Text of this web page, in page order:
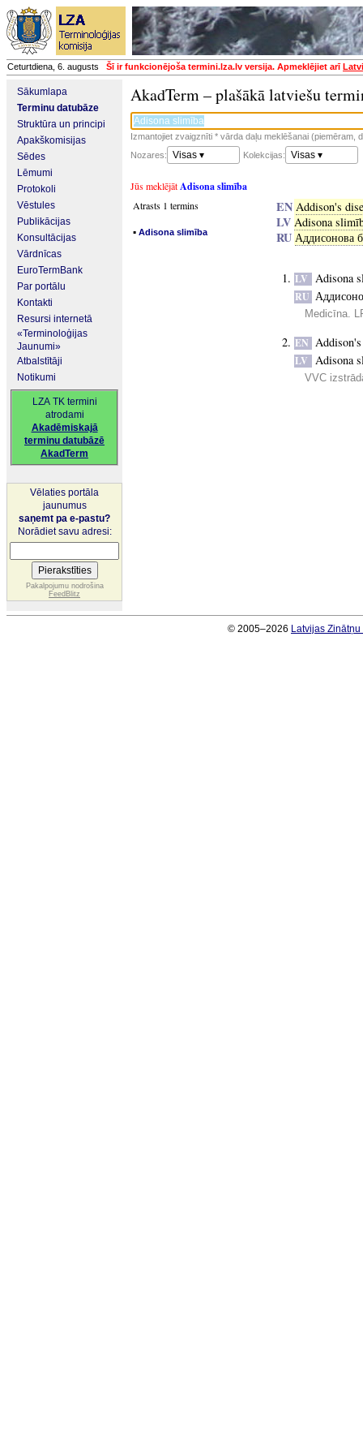
Ceturtdiena, 6. augusts Šī ir funkcionējoša termini.lza.lv versija. Apmeklējiet arī
Sākumlapa
Terminu datubāze
Struktūra un principi
Apakškomisijas
Sēdes
Lēmumi
Protokoli
Vēstules
Publikācijas
Konsultācijas
Vārdnīcas
EuroTermBank
Par portālu
Kontakti
Resursi internetā
«Terminoloģijas
Jaunumi»
Atbalstītāji
Notikumi
LZA TK termini
atrodami
Akadēmiskajā
terminu datubāzē
AkadTerm
Vēlaties portāla
jaunumus
saņemt pa e-pastu?
Norādiet savu adresi:
Pakalpojumu nodrošina
FeedBlitz
AkadTerm – plašākā latviešu
Izmantojiet zvaigznīti * vārda daļu meklēšanai (piemēram,
Nozares:
Visas ▾ Kolekcijas: Visas ▾
Jūs meklējātAdisona slimība
Atrasts 1 termins
▪ Adisona slimība
EN Addison's
LV Adisona
RU Аддисонова
LV Adisona
RU
Medicīna.
EN Addison's
LV Adisona
VVC
© 2005–2026 Latvijas